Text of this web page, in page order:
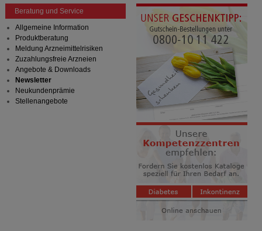
Beratung und Service
Allgemeine Information
Produktberatung
Meldung Arzneimittelrisiken
Zuzahlungsfreie Arzneien
Angebote & Downloads
Newsletter
Neukundenprämie
Stellenangebote